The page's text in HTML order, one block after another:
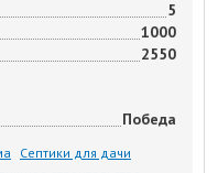
5
1000
2550
Победа
Септики для дачи